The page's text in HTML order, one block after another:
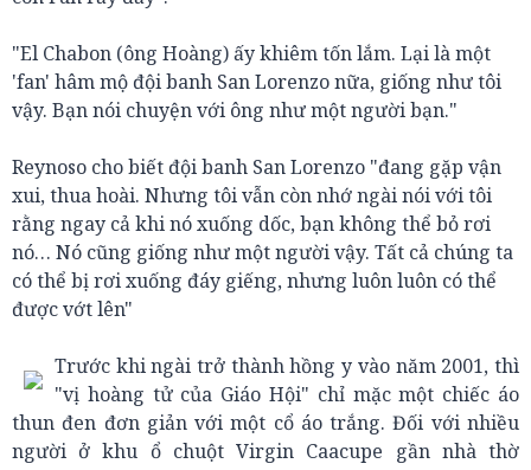
"El Chabon (ông Hoàng) ấy khiêm tốn lắm. Lại là một
'fan' hâm mộ đội banh San Lorenzo nữa, giống như tôi
vậy. Bạn nói chuyện với ông như một người bạn."
Reynoso cho biết đội banh San Lorenzo "đang gặp vận
xui, thua hoài. Nhưng tôi vẫn còn nhớ ngài nói với tôi
rằng ngay cả khi nó xuống dốc, bạn không thể bỏ rơi
nó… Nó cũng giống như một người vậy. Tất cả chúng ta
có thể bị rơi xuống đáy giếng, nhưng luôn luôn có thể
được vớt lên"
Trước khi ngài trở thành hồng y vào năm 2001, thì
"vị hoàng tử của Giáo Hội" chỉ mặc một chiếc áo
thun đen đơn giản với một cổ áo trắng. Đối với nhiều
người ở khu ổ chuột Virgin Caacupe gần nhà thờ